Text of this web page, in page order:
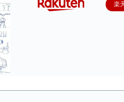
楽